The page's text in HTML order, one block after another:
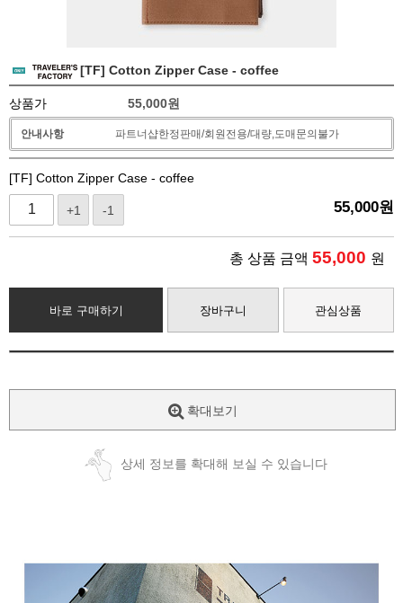
[TF] Cotton Zipper Case - coffee
상품가 55,000원
안내사항 파트너샵한정판매/회원전용/대량,도매문의불가
[TF] Cotton Zipper Case - coffee
+1 -1 55,000원
총 상품 금액 55,000 원
바로 구매하기 장바구니 관심상품
확대보기
상세 정보를 확대해 보실 수 있습니다